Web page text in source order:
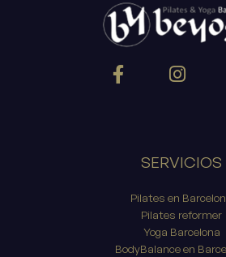
SERVICIOS
Pilates en
Pilates reformer
Yoga Barcelona
BodyBalance en